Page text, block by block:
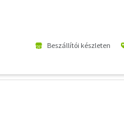
Beszállítói készleten